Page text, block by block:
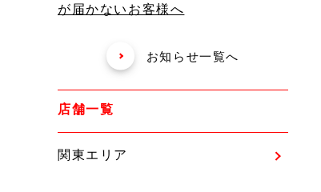
が届かないお客様へ
お知らせ一覧へ
店舗一覧
関東エリア